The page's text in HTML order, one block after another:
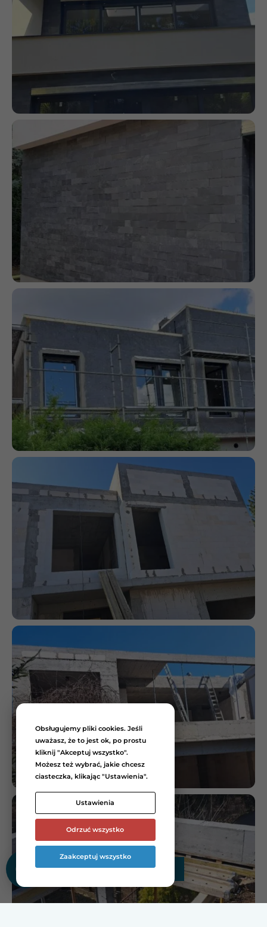
Obsługujemy pliki cookies. Jeśli
uważasz, że to jest ok, po prostu
kliknij "Akceptuj wszystko".
Możesz też wybrać, jakie chcesz
ciasteczka, klikając "Ustawienia".
Ustawienia
Odrzuć wszystko
Zaakceptuj wszystko
Zamów bezpłatną wycenę